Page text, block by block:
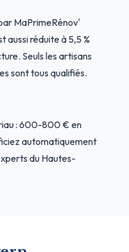
MaPrimeRénov'
aussi réduite à 5,5 %
Seuls les artisans
sont tous qualifiés.
: 600-800 € en
automatiquement
du Hautes-